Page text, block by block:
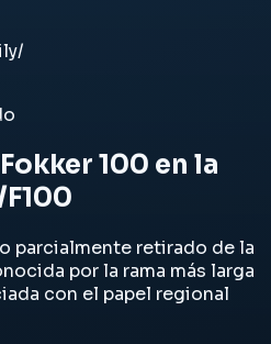
/
100 en la
parcialmente retirado de la
por la rama más larga
con el papel regional